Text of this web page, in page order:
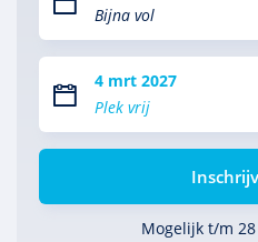
Bijna vol
4 mrt 2027
Plek vrij
Mogelijk t/m